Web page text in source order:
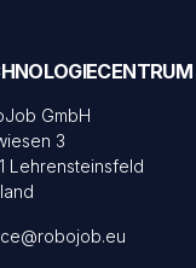
GmbH
3
Lehrensteinsfeld